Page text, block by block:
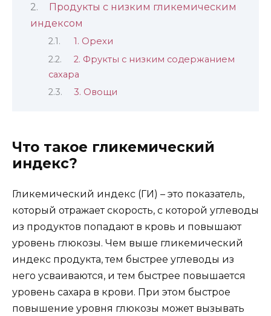
Продукты с низким гликемическим
индексом
1. Орехи
2. Фрукты с низким содержанием
сахара
3. Овощи
Что такое гликемический
индекс?
Гликемический индекс (ГИ) – это показатель,
который отражает скорость, с которой углеводы
из продуктов попадают в кровь и повышают
уровень глюкозы. Чем выше гликемический
индекс продукта, тем быстрее углеводы из
него усваиваются, и тем быстрее повышается
уровень сахара в крови. При этом быстрое
повышение уровня глюкозы может вызывать